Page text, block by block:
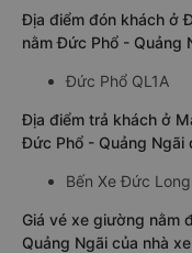
Địa điểm đón khách ở
nằm Đức Phổ - Quảng
Đức Phổ QL1A
Địa điểm trả khách ở
Đức Phổ - Quảng Ngãi
Bến Xe Đức
Giá vé xe giường nằm
Quảng Ngãi của nhà